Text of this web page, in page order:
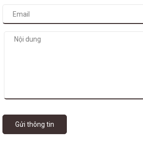
Gửi thông tin